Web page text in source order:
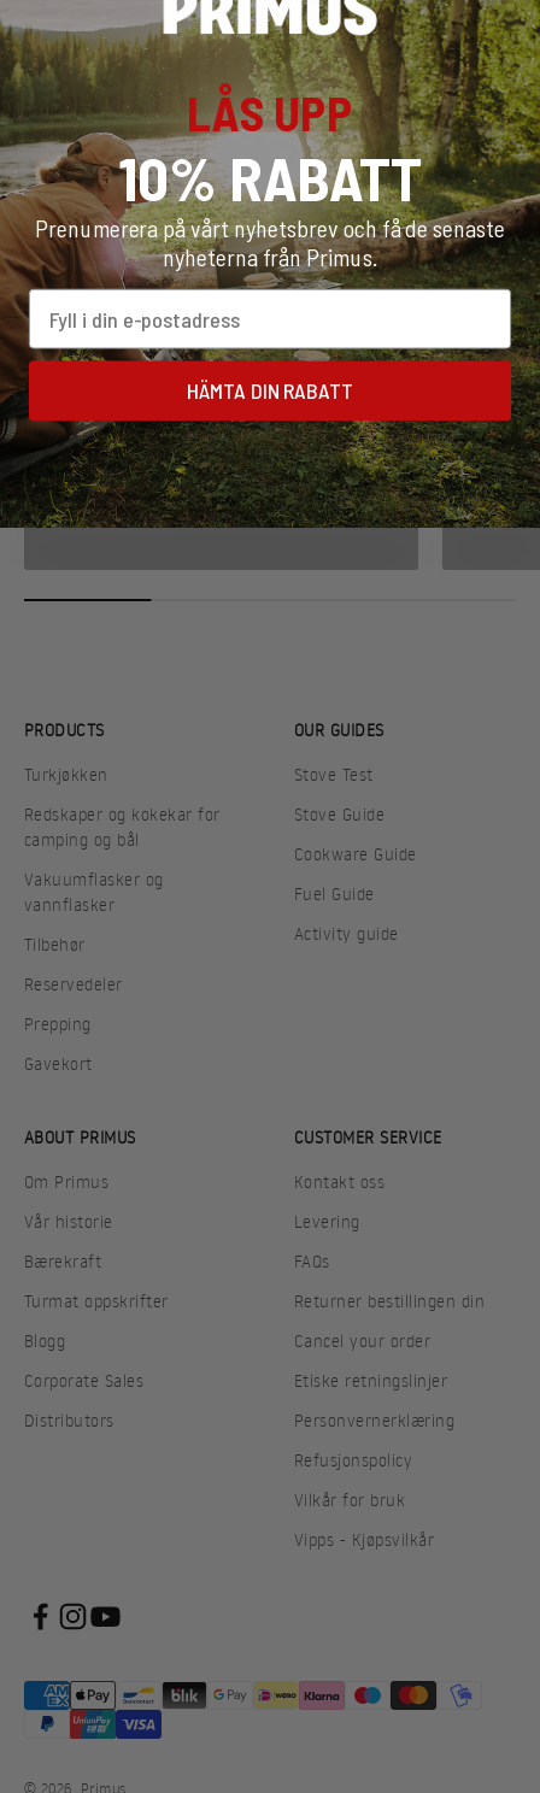
SPECIFICATIONS
MATERIAL
Our wide range of products includes everything you need for
all your outdoor adventures
Stoves
PRODUCTS
Turkjøkken
Redskaper og kokekar for
camping og bål
Vakuumflasker og
vannflasker
Tilbehør
Reservedeler
Prepping
Gavekort
OUR GUIDES
Stove Test
Stove Guide
Cookware Guide
Fuel Guide
Activity guide
ABOUT PRIMUS
Om Primus
Vår historie
Bærekraft
Turmat oppskrifter
Blogg
Corporate Sales
Distributors
CUSTOMER SERVICE
Kontakt oss
Levering
FAQs
Returner bestillingen din
Cancel your order
Etiske retningslinjer
Personvernerklæring
Refusjonspolicy
Vilkår for bruk
Vipps - Kjøpsvilkår
© 2026, Primus.
LÅS UPP
10% RABATT
Prenumerera på vårt nyhetsbrev och få de senaste
nyheterna från Primus.
Email
HÄMTA DIN RABATT